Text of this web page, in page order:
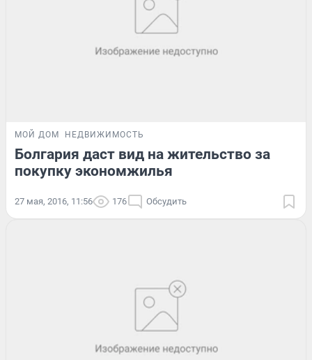
МОЙ ДОМ НЕДВИЖИМОСТЬ
Болгария даст вид на жительство за
покупку экономжилья
27 мая, 2016, 11:56 176 Обсудить